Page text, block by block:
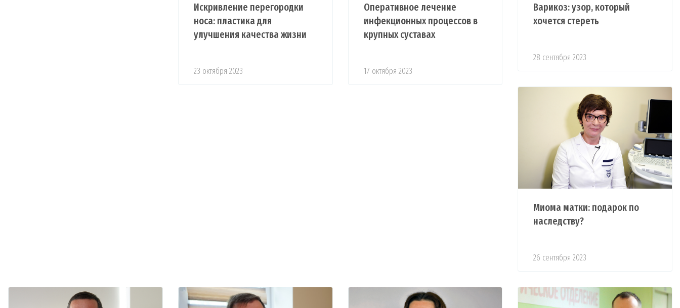
Искривление перегородки
носа: пластика для
улучшения качества жизни
23 октября 2023
Оперативное лечение
инфекционных процессов в
крупных суставах
17 октября 2023
Варикоз: узор, который
хочется стереть
28 сентября 2023
Миома матки: подарок по
наследству?
26 сентября 2023